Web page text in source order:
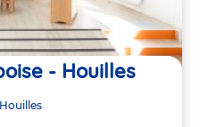
- Houilles
Houilles